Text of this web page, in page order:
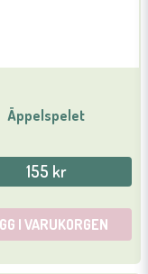
Äppelspelet
155 kr
I VARUKORGEN